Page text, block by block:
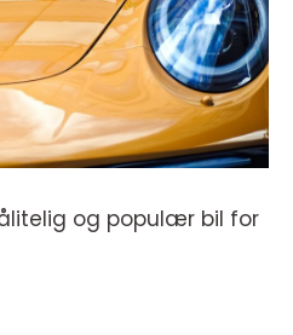
og populær bil for